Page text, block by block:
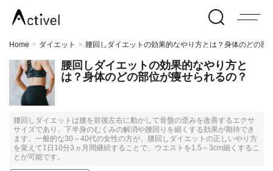
Home > ダイエット > 腰回しダイエットの効果的なやり方とは？身体のどの部
腰回しダイエットの効果的なやり方と
は？身体のどの部位が痩せられるの？
腰回しダイエットは腰を前後左右に動かして骨盤の歪みを改善するエクサ
サイズであり、下半身のむくみの解消や腰回りを細くする効果が期待でき
ます。一般的な30～40代の女性の方が、腰回しダイエットの正しいやり方
を覚えて1日10分3ヵ月間継続することで、ウエストを1.5～3cm細くするこ
とが可能です。